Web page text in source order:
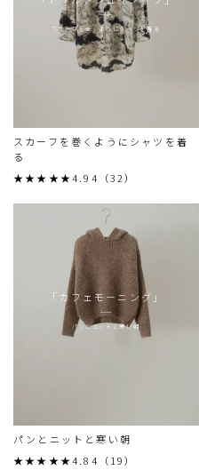
スカーフを巻くようにシャツを着る
スカーフを巻くようにシャツを着
る
★★★★★4.94（32）
「カフェモーニング」
パンとニットと寒い朝
パンとニットと寒い朝
★★★★★4.84（19）